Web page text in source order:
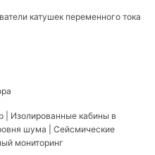
катушек переменного тока
| Изолированные кабины в
шума | Сейсмические
мониторинг